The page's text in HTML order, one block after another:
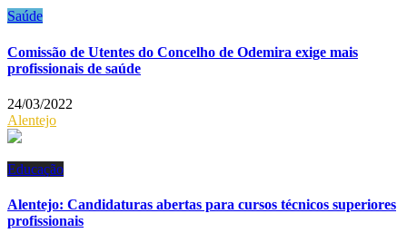
Saúde
Comissão de Utentes do Concelho de Odemira exige mais
profissionais de saúde
24/03/2022
Alentejo
Educação
Alentejo: Candidaturas abertas para cursos técnicos superiores
profissionais